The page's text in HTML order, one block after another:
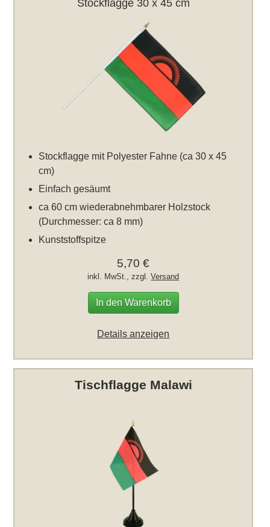
Stockflagge 30 x 45 cm
Stockflagge mit Polyester Fahne (ca 30 x 45
cm)
Einfach gesäumt
ca 60 cm wiederabnehmbarer Holzstock
(Durchmesser: ca 8 mm)
Kunststoffspitze
5,70 €
inkl. MwSt., zzgl.Versand
In den Warenkorb
Details anzeigen
Tischflagge Malawi